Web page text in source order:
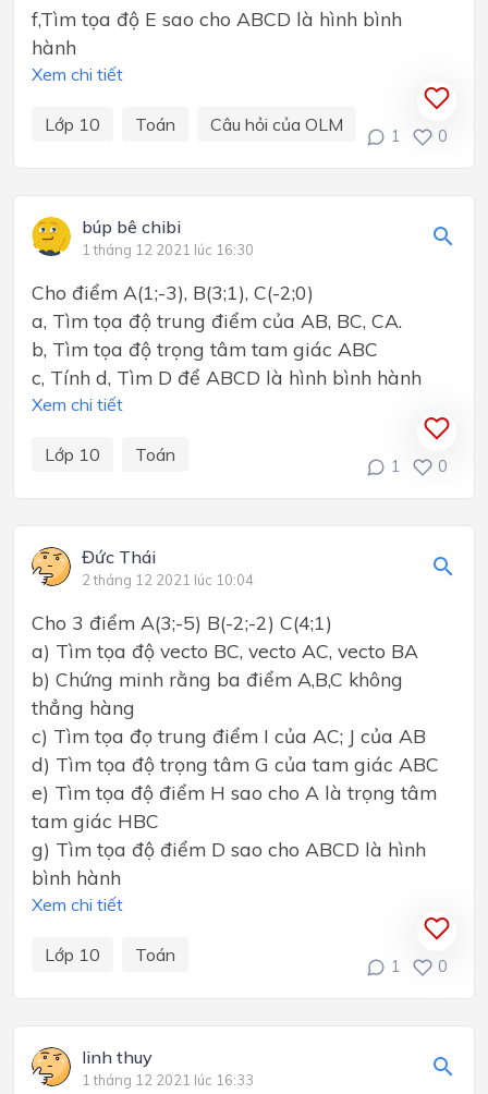
f,Tìm tọa độ E sao cho ABCD là hình bình
hành
Xem chi tiết
Lớp 10 Toán Câu hỏi của OLM
1 0
búp bê chibi
1 tháng 12 2021 lúc 16:30
Cho điểm A(1;-3), B(3;1), C(-2;0)
a, Tìm tọa độ trung điểm của AB, BC, CA.
b, Tìm tọa độ trọng tâm tam giác ABC
c, Tính d, Tìm D để ABCD là hình bình hành
Xem chi tiết
Lớp 10 Toán
1 0
Đức Thái
2 tháng 12 2021 lúc 10:04
Cho 3 điểm A(3;-5) B(-2;-2) C(4;1)
a) Tìm tọa độ vecto BC, vecto AC, vecto BA
b) Chứng minh rằng ba điểm A,B,C không
thẳng hàng
c) Tìm tọa đọ trung điểm I của AC; J của AB
d) Tìm tọa độ trọng tâm G của tam giác ABC
e) Tìm tọa độ điểm H sao cho A là trọng tâm
tam giác HBC
g) Tìm tọa độ điểm D sao cho ABCD là hình
bình hành
Xem chi tiết
Lớp 10 Toán
1 0
linh thuy
1 tháng 12 2021 lúc 16:33